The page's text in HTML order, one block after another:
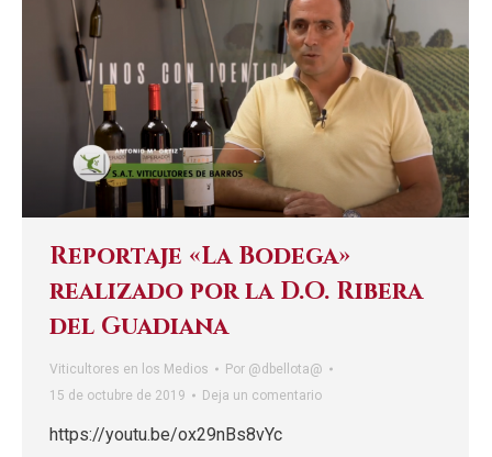
Reportaje «La Bodega»
realizado por la D.O. Ribera
del Guadiana
Viticultores en los Medios Por @dbellota@
15 de octubre de 2019
Deja un comentario
https://youtu.be/ox29nBs8vYc